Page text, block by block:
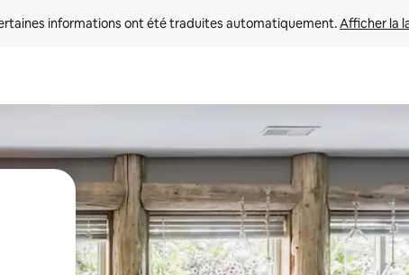
informations ont été traduites automatiquement. Afficher la